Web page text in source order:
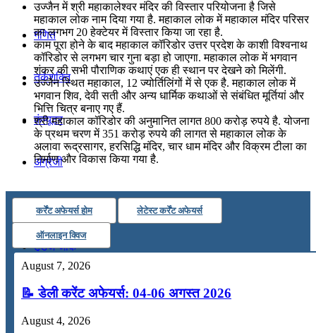
गणित
तर्कशक्ति
कंप्यूटर
अंग्रेजी
मॉक टेस्ट
टुडेज जीके
Menu Menu
उज्जैन में श्री महाकालेश्वर मंदिर की विस्तार परियोजना है जिसे
महाकाल लोक नाम दिया गया है. महाकाल लोक में महाकाल मंदिर परिसर
का लगभग 20 हेक्टेयर में विस्तार किया जा रहा है.
काम पूरा होने के बाद महाकाल कॉरिडोर उत्तर प्रदेश के काशी विश्वनाथ
कॉरिडोर से लगभग चार गुना बड़ा हो जाएगा. महाकाल लोक में भगवान
शंकर की सभी पौराणिक कथाएं एक ही स्थान पर देखने को मिलेंगी.
उज्जैन स्थित महाकाल, 12 ज्योर्तिलिंगों में से एक है. महाकाल लोक में
भगवान शिव, देवी सती और अन्य धार्मिक कथाओं से संबंधित मूर्तियां और
भित्ति चित्र बनाए गए हैं.
श्री महाकाल कॉरिडोर की अनुमानित लागत 800 करोड़ रुपये है. योजना
के प्रथम चरण में 351 करोड़ रुपये की लागत से महाकाल लोक के
अलावा रूद्रसागर, हरसिद्धि मंदिर, चार धाम मंदिर और विक्रम टीला का
निर्माण और विकास किया गया है.
कर्रेंट अफेयर्स होम लेटेस्ट कर्रेंट अफेयर्स
ऑनलाइन क्विज
August 7, 2026
📝 डेली करेंट अफेयर्स: 04-06 अगस्त 2026
August 4, 2026